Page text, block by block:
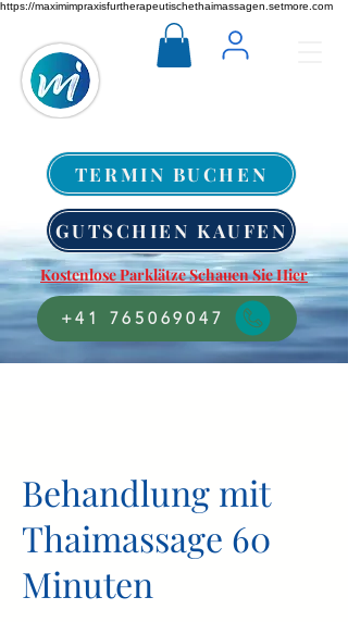
https://maximimpraxisfurtherapeutischethaimassagen.setmore.com
TERMIN BUCHEN
GUTSCHIEN KAUFEN
Kostenlose Parklätze Schauen Sie Hier
+41 765069047
Behandlung mit
Thaimassage 60
Minuten